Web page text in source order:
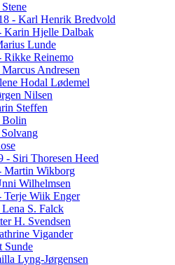
- Karl Henrik Bredvold
Karin Hjelle Dalbak
Lunde
Rikke Reinemo
Andresen
Hodal Lødemel
Nilsen
Steffen
- Siri Thoresen Heed
Martin Wikborg
Wilhelmsen
Terje Wiik Enger
S. Falck
H. Svendsen
Vigander
Sunde
Lyng-Jørgensen